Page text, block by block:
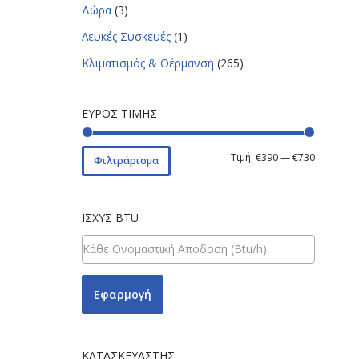
Δώρα (3)
Λευκές Συσκευές (1)
Κλιματισμός & Θέρμανση (265)
ΕΎΡΟΣ ΤΙΜΉΣ
Φιλτράρισμα Τιμή: €390—€730
ΙΣΧΎΣ BTU
Εφαρμογή
ΚΑΤΑΣΚΕΥΑΣΤΉΣ